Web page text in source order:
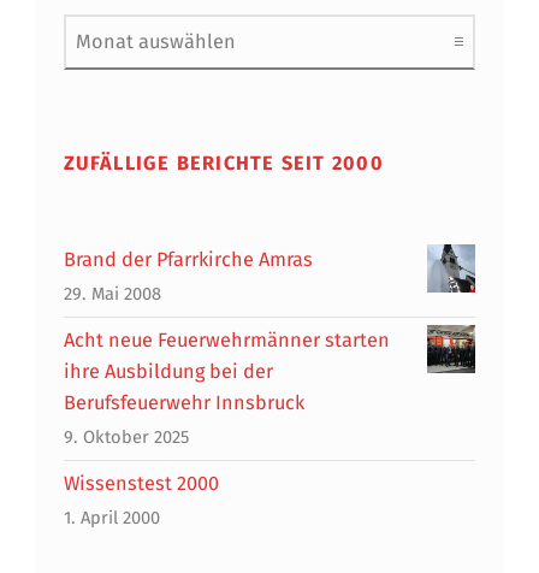
Archiv
ZUFÄLLIGE BERICHTE SEIT 2000
Brand der Pfarrkirche Amras
29. Mai 2008
Acht neue Feuerwehrmänner starten
ihre Ausbildung bei der
Berufsfeuerwehr Innsbruck
9. Oktober 2025
Wissenstest 2000
1. April 2000